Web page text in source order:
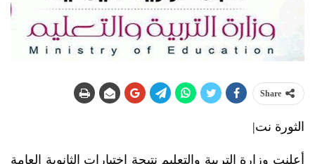
Share
الثورة نت|
أعلنت وزارة التربية والتعليم نتيجة اختبارات الثانوية العامة